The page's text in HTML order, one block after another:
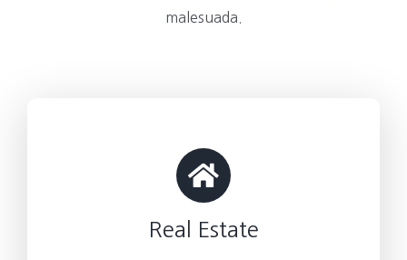
malesuada.
Real Estate